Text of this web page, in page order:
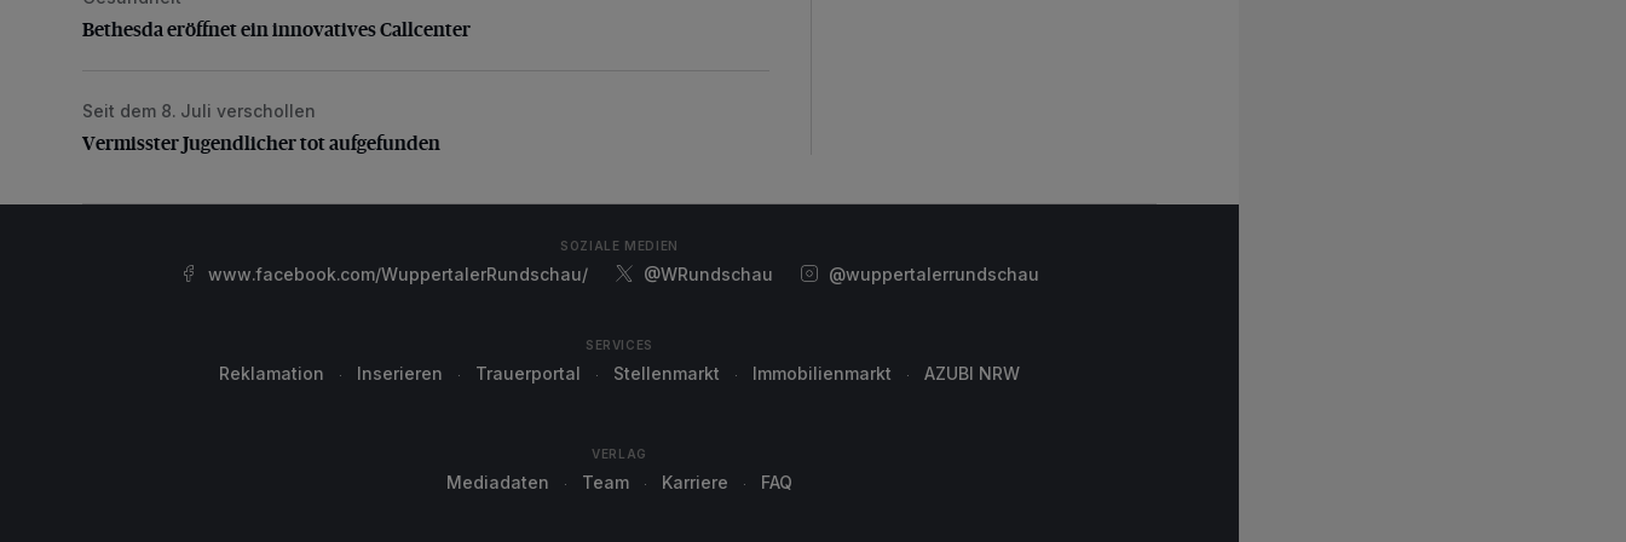
Bethesda eröffnet ein innovatives Callcenter
Vermisster Jugendlicher tot aufgefunden
Seit dem 8. Juli verschollen
Vermisster Jugendlicher tot aufgefunden
SOZIALE MEDIEN
www.facebook.com/WuppertalerRundschau/ @WRundschau @wuppertalerrundschau
SERVICES
Reklamation Inserieren Trauerportal Stellenmarkt Immobilienmarkt AZUBI NRW
VERLAG
Mediadaten Team Karriere FAQ